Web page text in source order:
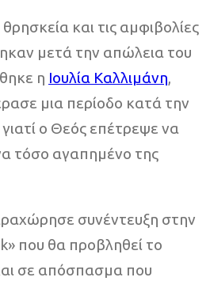
και τις αμφιβολίες
μετά την απώλεια του
η Ιουλία Καλλιμάνη,
μια περίοδο κατά την
ο Θεός επέτρεψε να
τόσο αγαπημένο της
συνέντευξη στην
που θα προβληθεί το
σε απόσπασμα που